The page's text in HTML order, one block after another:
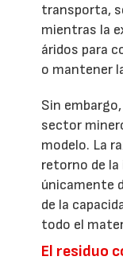
transporta,
mientras la
áridos para
o mantener
Sin
sector
modelo. La
retorno de la
únicamente
de la
todo el
El residuo